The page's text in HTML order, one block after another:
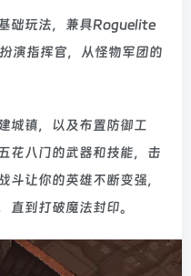
础玩法，兼具Roguelite
演指挥官，从怪物军团的
城镇，以及布置防御工
花八门的武器和技能，击
斗让你的英雄不断变强，
直到打破魔法封印。